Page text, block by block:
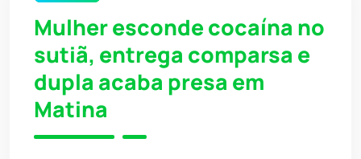
Mulher esconde cocaína no
sutiã, entrega comparsa e
dupla acaba presa em
Matina